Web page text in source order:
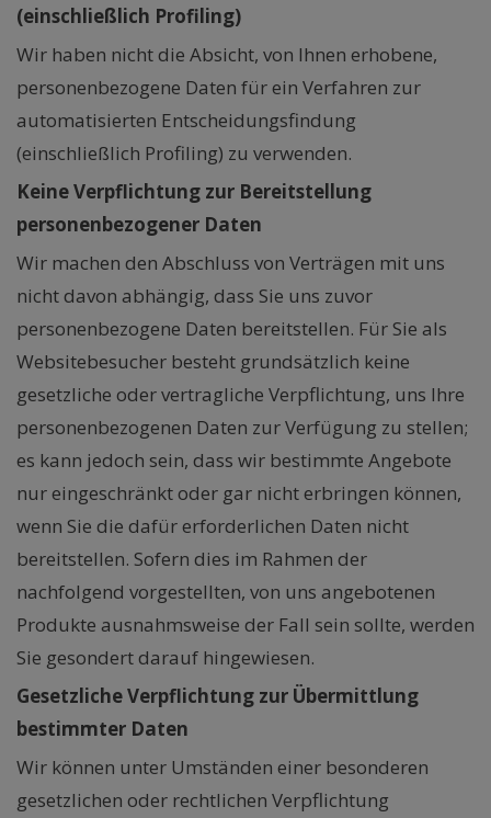
(einschließlich Profiling)
Wir haben nicht die Absicht, von Ihnen erhobene,
personenbezogene Daten für ein Verfahren zur
automatisierten Entscheidungsfindung
(einschließlich Profiling) zu verwenden.
Keine Verpflichtung zur Bereitstellung
personenbezogener Daten
Wir machen den Abschluss von Verträgen mit uns
nicht davon abhängig, dass Sie uns zuvor
personenbezogene Daten bereitstellen. Für Sie als
Websitebesucher besteht grundsätzlich keine
gesetzliche oder vertragliche Verpflichtung, uns Ihre
personenbezogenen Daten zur Verfügung zu stellen;
es kann jedoch sein, dass wir bestimmte Angebote
nur eingeschränkt oder gar nicht erbringen können,
wenn Sie die dafür erforderlichen Daten nicht
bereitstellen. Sofern dies im Rahmen der
nachfolgend vorgestellten, von uns angebotenen
Produkte ausnahmsweise der Fall sein sollte, werden
Sie gesondert darauf hingewiesen.
Gesetzliche Verpflichtung zur Übermittlung
bestimmter Daten
Wir können unter Umständen einer besonderen
gesetzlichen oder rechtlichen Verpflichtung